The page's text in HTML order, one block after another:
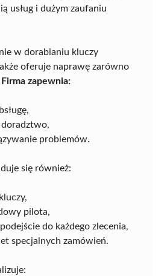
usług i dużym zaufaniu
w dorabianiu kluczy
oferuje naprawę zarówno
Firma zapewnia:
problemów.
się również:
pilota,
do każdego zlecenia,
specjalnych zamówień.